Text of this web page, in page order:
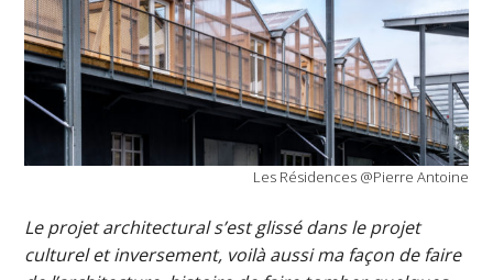
Les Résidences @Pierre Antoine
Le projet architectural s’est glissé dans le projet
culturel et inversement, voilà aussi ma façon de faire